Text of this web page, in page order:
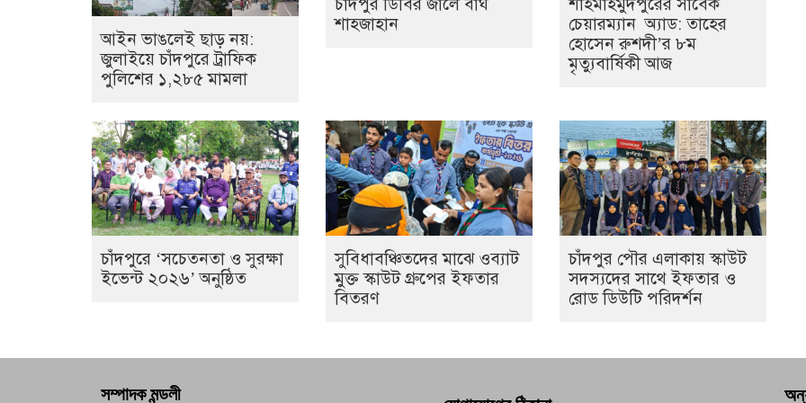
আইন ভাঙলেই ছাড় নয়:
জুলাইয়ে চাঁদপুরে ট্রাফিক
পুলিশের ১,২৮৫ মামলা
চাঁদপুর ডিবির জালে বাঘ
শাহজাহান
শাহমাহমুদপুরের সাবেক
চেয়ারম্যান অ্যাড: তাহের
হোসেন রুশদী’র ৮ম
মৃত্যুবার্ষিকী আজ
চাঁদপুরে ‘সচেতনতা ও সুরক্ষা
ইভেন্ট ২০২৬’ অনুষ্ঠিত
সুবিধাবঞ্চিতদের মাঝে ওব্যাট
মুক্ত স্কাউট গ্রুপের ইফতার
বিতরণ
চাঁদপুর পৌর এলাকায় স্কাউট
সদস্যদের সাথে ইফতার ও
রোড ডিউটি পরিদর্শন
সম্পাদক মন্ডলী